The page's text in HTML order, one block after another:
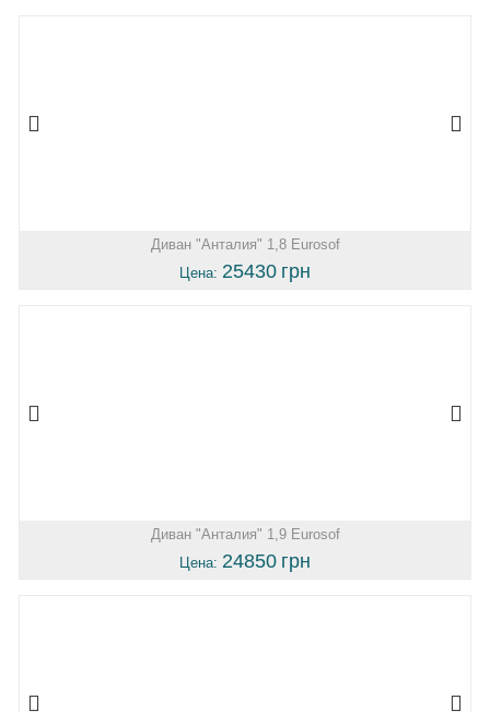
Диван "Анталия" 1,8 Eurosof
Цена: 25430 грн
Диван "Анталия" 1,9 Eurosof
Цена: 24850 грн